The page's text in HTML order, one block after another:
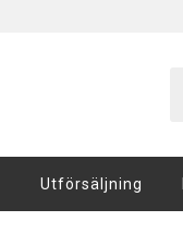
Utförsäljning